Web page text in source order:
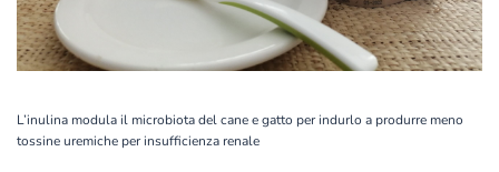
L’inulina modulail microbiota del cane e gatto per indurlo a produrre meno
tossine uremiche per insufficienza renale